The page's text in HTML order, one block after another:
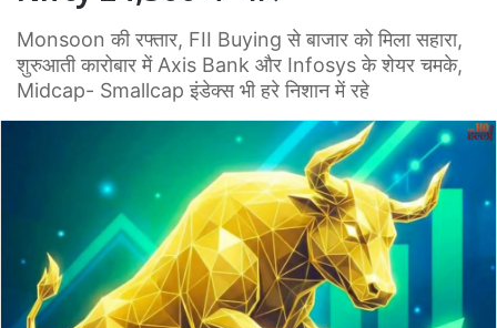
Monsoon की रफ्तार, FII Buying से बाजार को मिला सहारा,
शुरुआती कारोबार में Axis Bank और Infosys के शेयर चमके,
Midcap- Smallcap इंडेक्स भी हरे निशान में रहे